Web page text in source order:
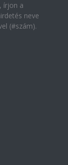
írjon a
neve
(#szám).